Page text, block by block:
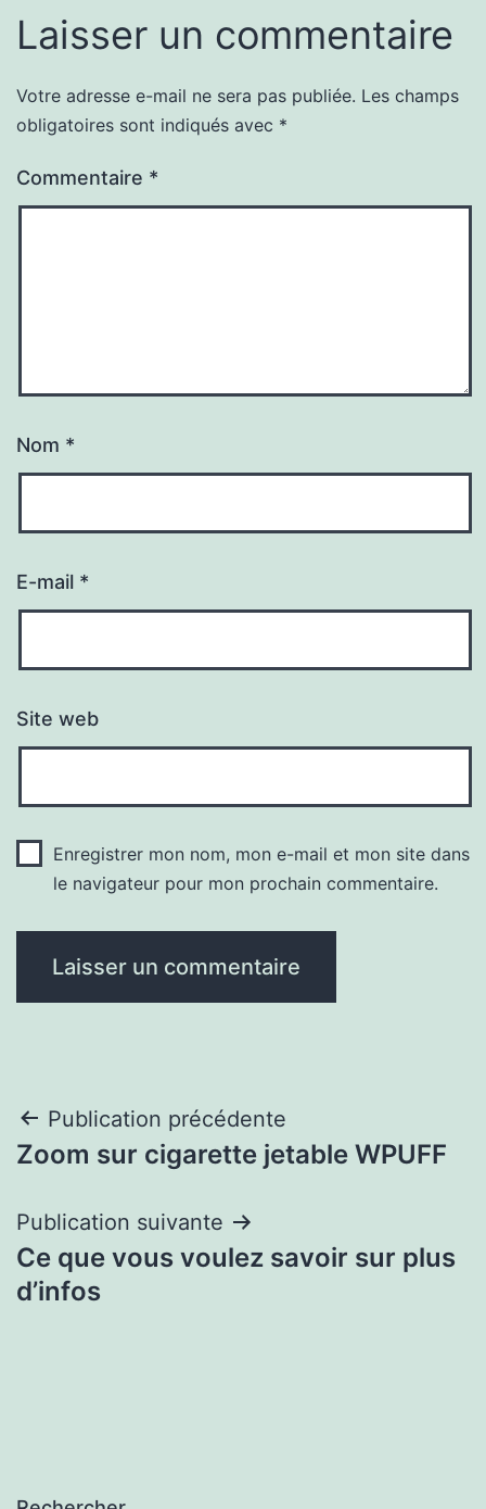
Laisser un commentaire
Votre adresse e-mail ne sera pas publiée. Les champs
obligatoires sont indiqués avec *
Commentaire *
Nom *
E-mail *
Site web
Enregistrer mon nom, mon e-mail et mon site dans
le navigateur pour mon prochain commentaire.
Navigation
de
l’article
Publication précédente
Zoom sur cigarette jetable WPUFF
Publication suivante
Ce que vous voulez savoir sur plus
d’infos